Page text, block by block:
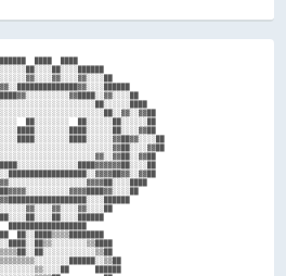
████░░░░░░██░░░░██░░░░██████
██░░▓▓░░░░░░▓▓░░░░▓▓░░░░▓▓░░░░██
██░░░░░░░░  ██░░░░░░██░░░░░░██
████▓▓░░░░░░▓▓░░░░▓▓░░░░▓▓░░░░██
████░░░░██░░░░██░░░░██████
██████  ██░░████▒▒▒▒████████
██░░░░████░░██▒▒░░░░░░░░▒▒████
████▒▒▒▒▒▒▒▒██░░██░░░░░░░░░░░░▒▒██
██████